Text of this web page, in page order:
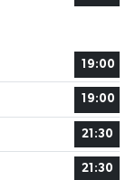
19:00
19:00
21:30
21:30